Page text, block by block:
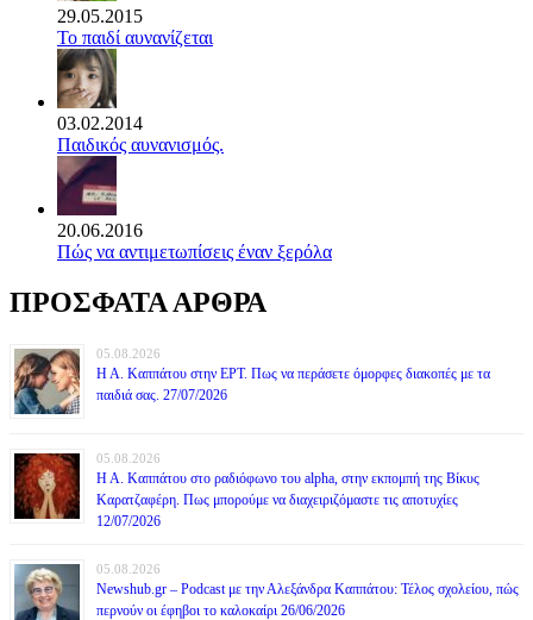
29.05.2015
Το παιδί αυνανίζεται
03.02.2014
Παιδικός αυνανισμός.
20.06.2016
Πώς να αντιμετωπίσεις έναν ξερόλα
ΠΡΟΣΦΑΤΑ ΑΡΘΡΑ
05.08.2026
Η Α. Καππάτου στην ΕΡΤ. Πως να περάσετε όμορφες διακοπές με τα
παιδιά σας. 27/07/2026
05.08.2026
Η Α. Καππάτου στο ραδιόφωνο του alpha, στην εκπομπή της Βίκυς
Καρατζαφέρη. Πως μπορούμε να διαχειριζόμαστε τις αποτυχίες
12/07/2026
05.08.2026
Newshub.gr – Podcast με την Αλεξάνδρα Καππάτου: Τέλος σχολείου, πώς
περνούν οι έφηβοι το καλοκαίρι 26/06/2026